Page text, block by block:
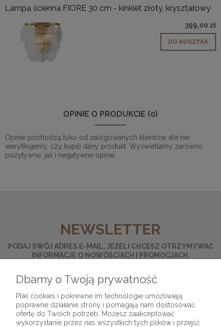
Lampa ścienna FIORE 30 cm - kinkiet złoty, kryształowy
399,00 zł
DO KOSZYKA
OPINIE O PRODUKCIE (0)
Opinie pochodzą tyko od zalogowanych klientów, ale nie
weryfikujemy, czy kupili dany produkt. Wyświetlamy zarówno
pozytywne, jak i negatywne opinie.
NEWSLETTER
PODAJ SWÓJ ADRES E-MAIL, JEŻELI CHCESZ OTRZYMYWAĆ
INFORMACJE O NOWOŚCIACH I PROMOCJACH.
Dbamy o Twoją prywatność
Pliki cookies i pokrewne im technologie umożliwiają
poprawne działanie strony i pomagają nam dostosować
ofertę do Twoich potrzeb. Możesz zaakceptować
wykorzystanie przez nas wszystkich tych plików i przejść